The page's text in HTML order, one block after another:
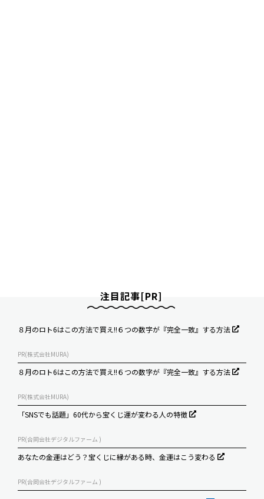
注目記事[PR]
８月のロト6はこの方法で買え!!６つの数字が『完全一致』する方法
PR(株式会社MURA)
８月のロト6はこの方法で買え!!６つの数字が『完全一致』する方法
PR(株式会社MURA)
「SNSでも話題」60代から宝くじ運が変わる人の特徴
PR(合同会社デジタルファーム )
あなたの金運はどう？宝くじに縁がある時、金運はこう変わる
PR(合同会社デジタルファーム )